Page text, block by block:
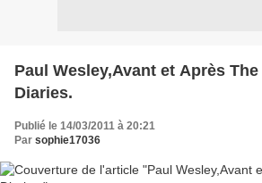
Paul Wesley,Avant et Après
Diaries.
Publié le 14/03/2011 à 20:21
Par sophie17036